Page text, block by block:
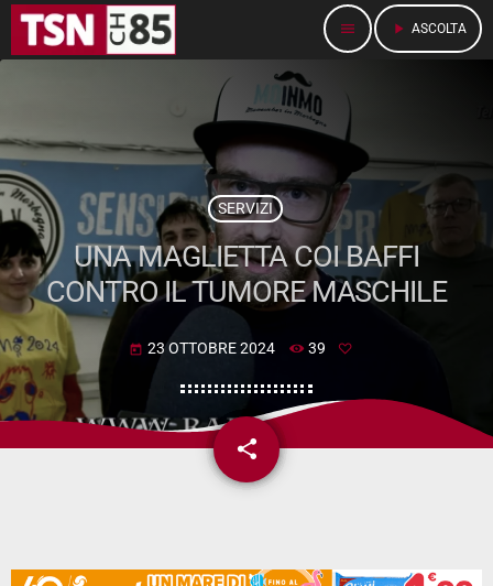
menu play_arrow ASCOLTA
SERVIZI
UNA MAGLIETTA COI BAFFI
CONTRO IL TUMORE MASCHILE
today 23 OTTOBRE 2024 39
share
email